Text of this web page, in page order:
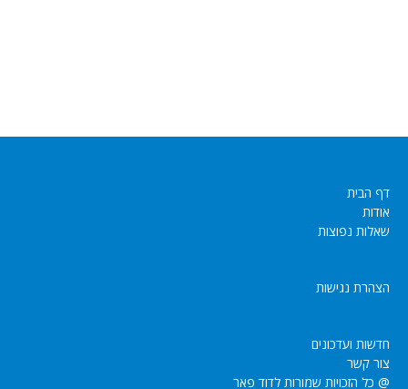
דף הבית
אודות
שאלות נפוצות
הצהרת נגישות
חדשות ועדכונים
צור קשר
@ כל הזכויות שמורות לדוד פאר